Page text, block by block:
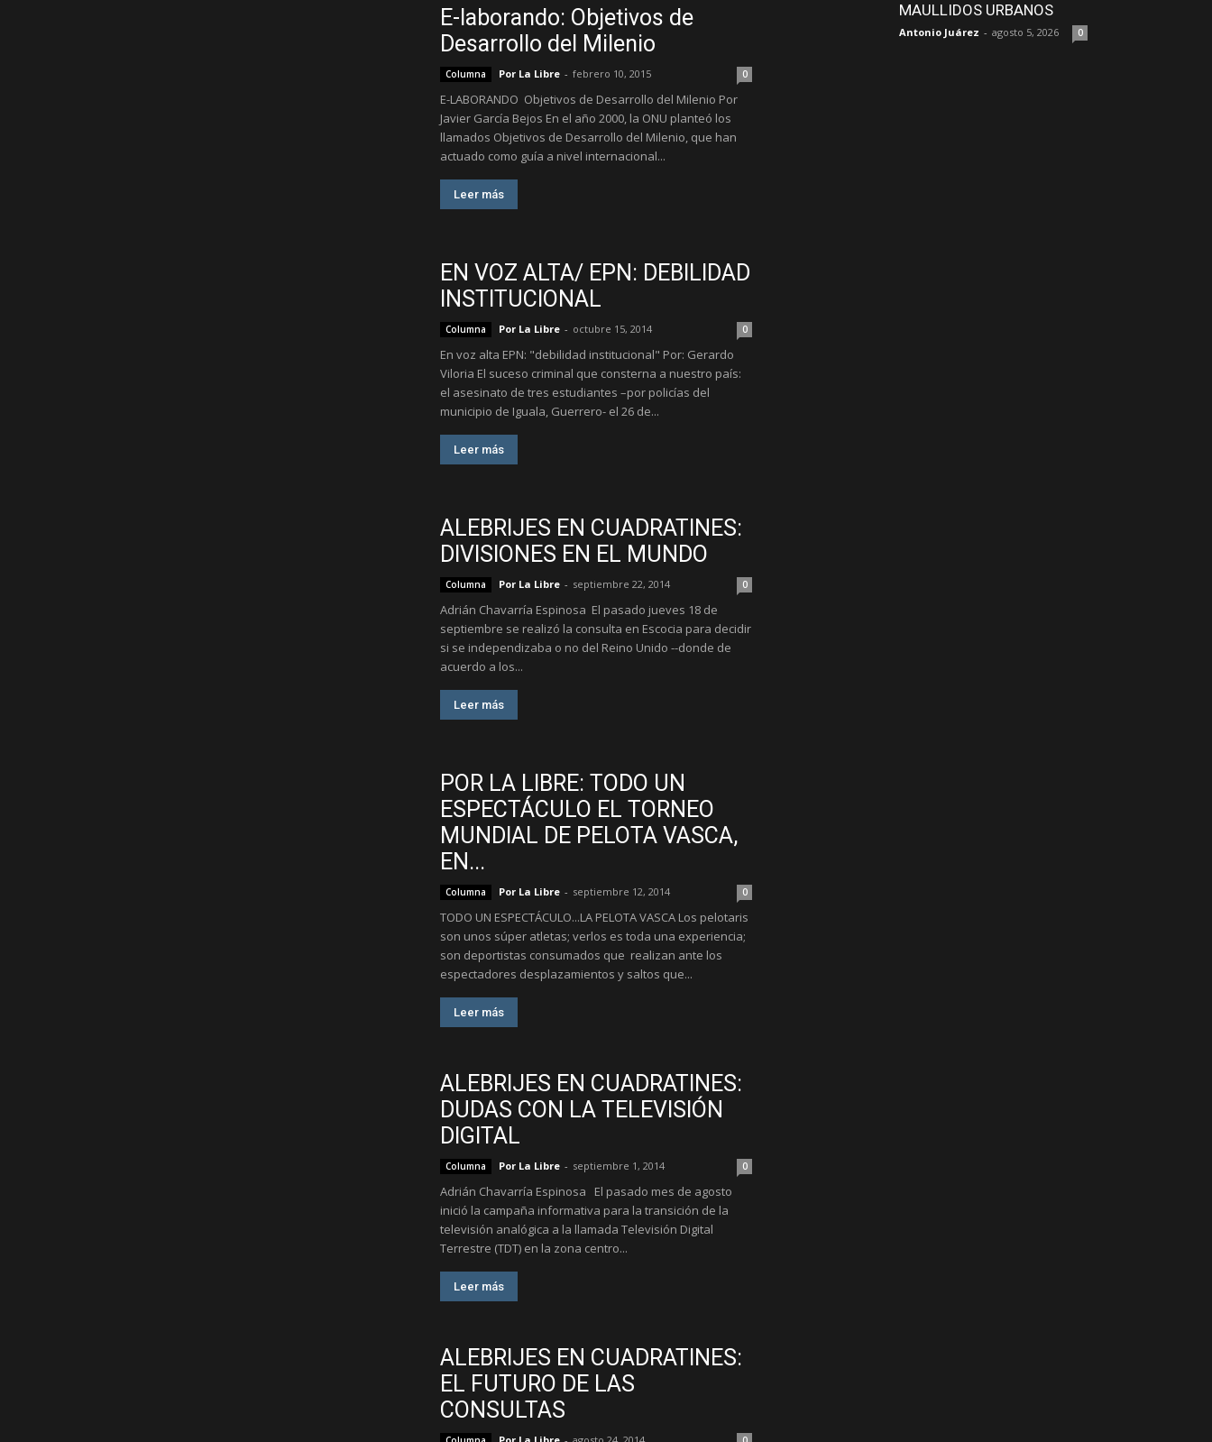
E-laborando: Objetivos de
Desarrollo del Milenio
Columna Por La Libre - febrero 10, 2015 0
E-LABORANDO Objetivos de Desarrollo del Milenio Por
Javier García Bejos En el año 2000, la ONU planteó los
llamados Objetivos de Desarrollo del Milenio, que han
actuado como guía a nivel internacional...
Leer más
EN VOZ ALTA/ EPN: DEBILIDAD
INSTITUCIONAL
Columna Por La Libre - octubre 15, 2014 0
En voz alta EPN: "debilidad institucional" Por: Gerardo
Viloria El suceso criminal que consterna a nuestro país:
el asesinato de tres estudiantes –por policías del
municipio de Iguala, Guerrero- el 26 de...
Leer más
ALEBRIJES EN CUADRATINES:
DIVISIONES EN EL MUNDO
Columna Por La Libre - septiembre 22, 2014 0
Adrián Chavarría Espinosa El pasado jueves 18 de
septiembre se realizó la consulta en Escocia para decidir
si se independizaba o no del Reino Unido --donde de
acuerdo a los...
Leer más
POR LA LIBRE: TODO UN
ESPECTÁCULO EL TORNEO
MUNDIAL DE PELOTA VASCA,
EN...
Columna Por La Libre - septiembre 12, 2014 0
TODO UN ESPECTÁCULO...LA PELOTA VASCA Los pelotaris
son unos súper atletas; verlos es toda una experiencia;
son deportistas consumados que realizan ante los
espectadores desplazamientos y saltos que...
Leer más
ALEBRIJES EN CUADRATINES:
DUDAS CON LA TELEVISIÓN
DIGITAL
Columna Por La Libre - septiembre 1, 2014 0
Adrián Chavarría Espinosa El pasado mes de agosto
inició la campaña informativa para la transición de la
televisión analógica a la llamada Televisión Digital
Terrestre (TDT) en la zona centro...
Leer más
ALEBRIJES EN CUADRATINES:
EL FUTURO DE LAS
CONSULTAS
MAULLIDOS URBANOS
Antonio Juárez - agosto 5, 2026 0